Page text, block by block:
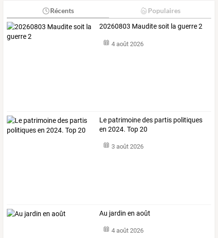
Récents Populaires
20260803 Maudite soit la guerre 2
4 août 2026
Le patrimoine des partis politiques
en 2024. Top 20
3 août 2026
Au jardin en août
4 août 2026